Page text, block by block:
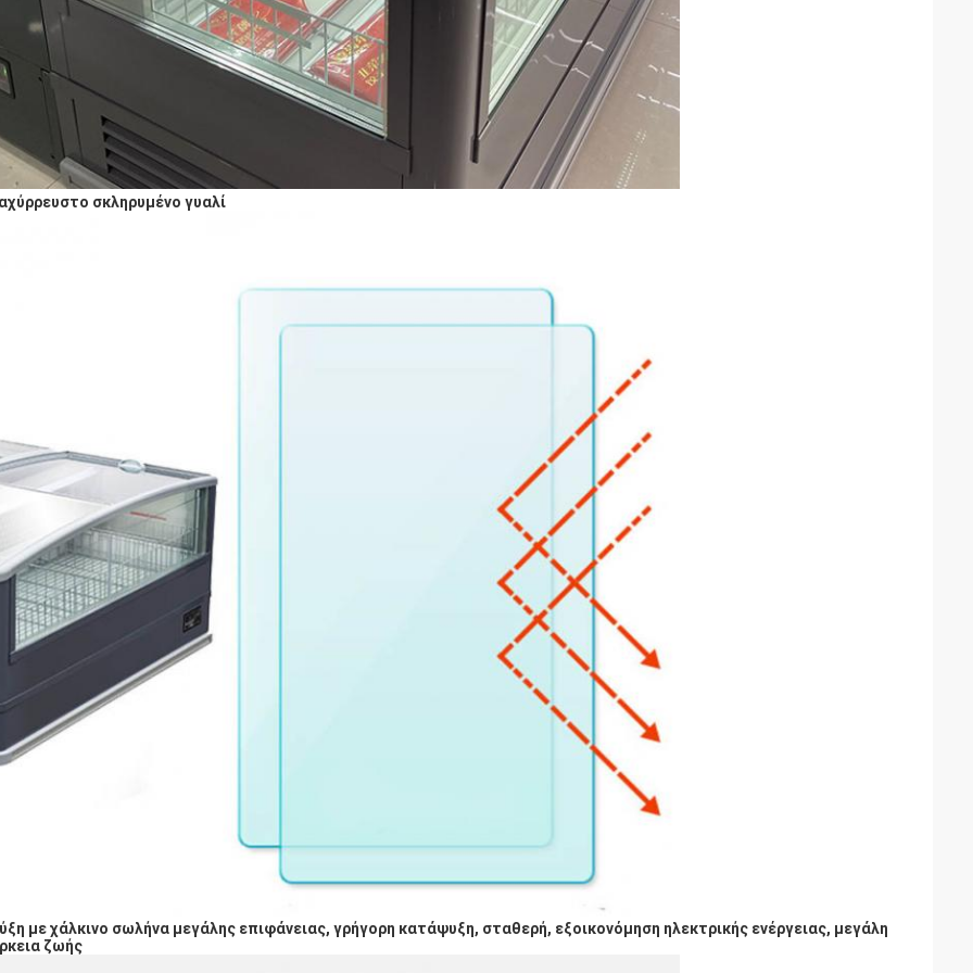
σκληρυμένο γυαλί
με χάλκινο σωλήνα μεγάλης επιφάνειας, γρήγορη κατάψυξη, σταθερή, εξοικονόμηση ηλεκτρικής ενέργειας, μεγάλη
ζωής